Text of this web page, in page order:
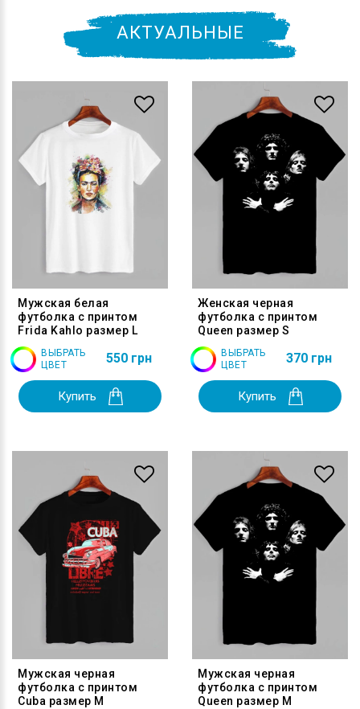
АКТУАЛЬНЫЕ
Мужская белая
футболка с принтом
Frida Kahlo размер L
ВЫБРАТЬ
ЦВЕТ
550 грн
Купить
Женская черная
футболка с принтом
Queen размер S
ВЫБРАТЬ
ЦВЕТ
370 грн
Купить
Мужская черная
футболка с принтом
Cuba размер M
Мужская черная
футболка с принтом
Queen размер M